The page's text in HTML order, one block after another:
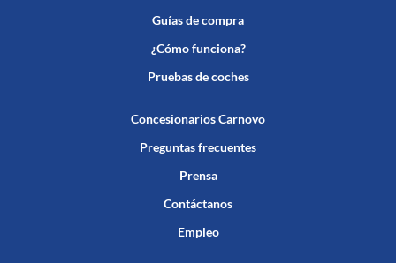
Guías de compra
¿Cómo funciona?
Pruebas de coches
Concesionarios Carnovo
Preguntas frecuentes
Prensa
Contáctanos
Empleo